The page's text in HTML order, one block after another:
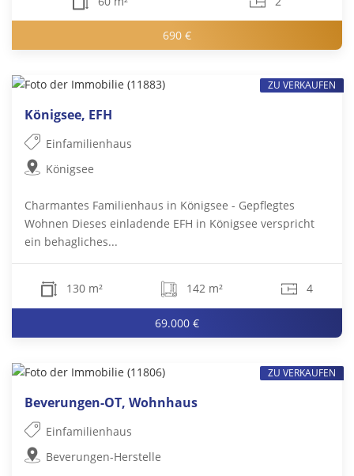
690 €
Königsee, EFH
Einfamilienhaus
Königsee
Charmantes Familienhaus in Königsee - Gepflegtes
Wohnen Dieses einladende EFH in Königsee verspricht
ein behagliches...
130 m² 142 m² 4
69.000 €
ZU VERKAUFEN
Beverungen-OT, Wohnhaus
Einfamilienhaus
Beverungen-Herstelle
ZU VERKAUFEN